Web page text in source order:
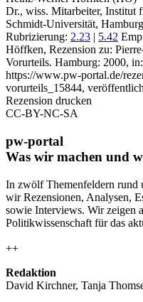
Dr., wiss. Mitarbeiter, Institut
Schmidt-Universität,
Rubrizierung: 2.23 | 5.42
Höffken, Rezension zu:
Vorurteils. Hamburg: 2000,
https://www.pw-portal.de/
vorurteils_15844,
Rezension drucken
CC-BY-NC-SA
pw-portal
Was wir machen und
In zwölf Themenfeldern rund
wir Rezensionen, Analysen,
sowie Interviews. Wir zeigen
Politikwissenschaft für das
++
Redaktion
David Kirchner, Tanja